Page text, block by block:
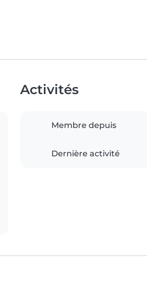
Activités
Membre depuis
Dernière activité